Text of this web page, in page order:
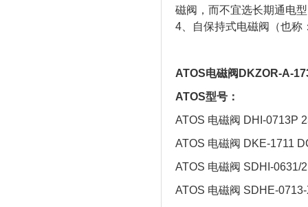
磁阀，而不宜选长期通电
4、自保持式电磁阀（也称
ATOS电磁阀DKZOR-A-
ATOS型号：
ATOS 电磁阀 DHI-0713P
ATOS 电磁阀 DKE-1711
ATOS 电磁阀 SDHI-0631/
ATOS 电磁阀 SDHE-